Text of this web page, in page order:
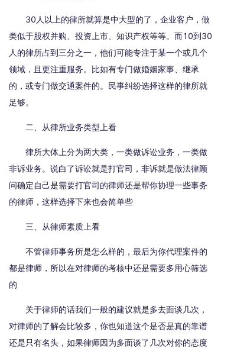
30人以上的律所就算是中大型的了，企业客户，做
类似于股权并购、投资上市、知识产权等等。而10到30
人的律所占到三分之一，他们可能专注于某一个或几个
领域，且更注重服务。比如有专门做婚姻家事、继承
的，或专门做交通案件的。民事纠纷选择这样的律所就
足够。
二、从律所业务类型上看
律所大体上分为两大类，一类做诉讼业务，一类做
非诉业务。说白了诉讼就是打官司，非诉就是做法律顾
问确定自己是需要打官司的律师还是帮你协理一些事务
的律师，这样选择下来也会简单些
三、从律师素质上看
不管律师事务所是怎么样的，最后为你代理案件的
都是律师，所以在对律师的考核中还是需要多用心筛选
的
关于律师的话我们一般的建议就是多去面谈几次，
对律师的了解会比较多，你也知道这个是否是真的靠谱
还是只有名头，如果律师因为多面谈了几次对你的态度